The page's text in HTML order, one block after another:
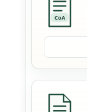
CoA